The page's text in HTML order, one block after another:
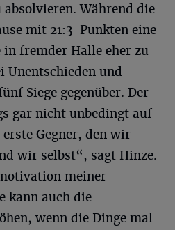
absolvieren. Während die
mit 21:3-Punkten eine
fremder Halle eher zu
Unentschieden und
Siege gegenüber. Der
gar nicht unbedingt auf
erste Gegner, den wir
wir selbst“, sagt Hinze.
meiner
kann auch die
wenn die Dinge mal